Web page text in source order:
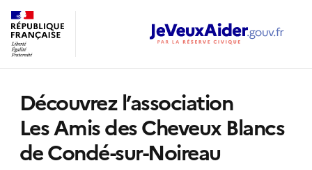
Découvrez l’association
Les Amis des Cheveux Blancs
de Condé-sur-Noireau